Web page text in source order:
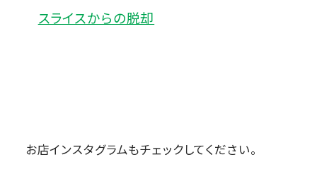
スライスからの脱却
お店インスタグラムもチェックしてください。